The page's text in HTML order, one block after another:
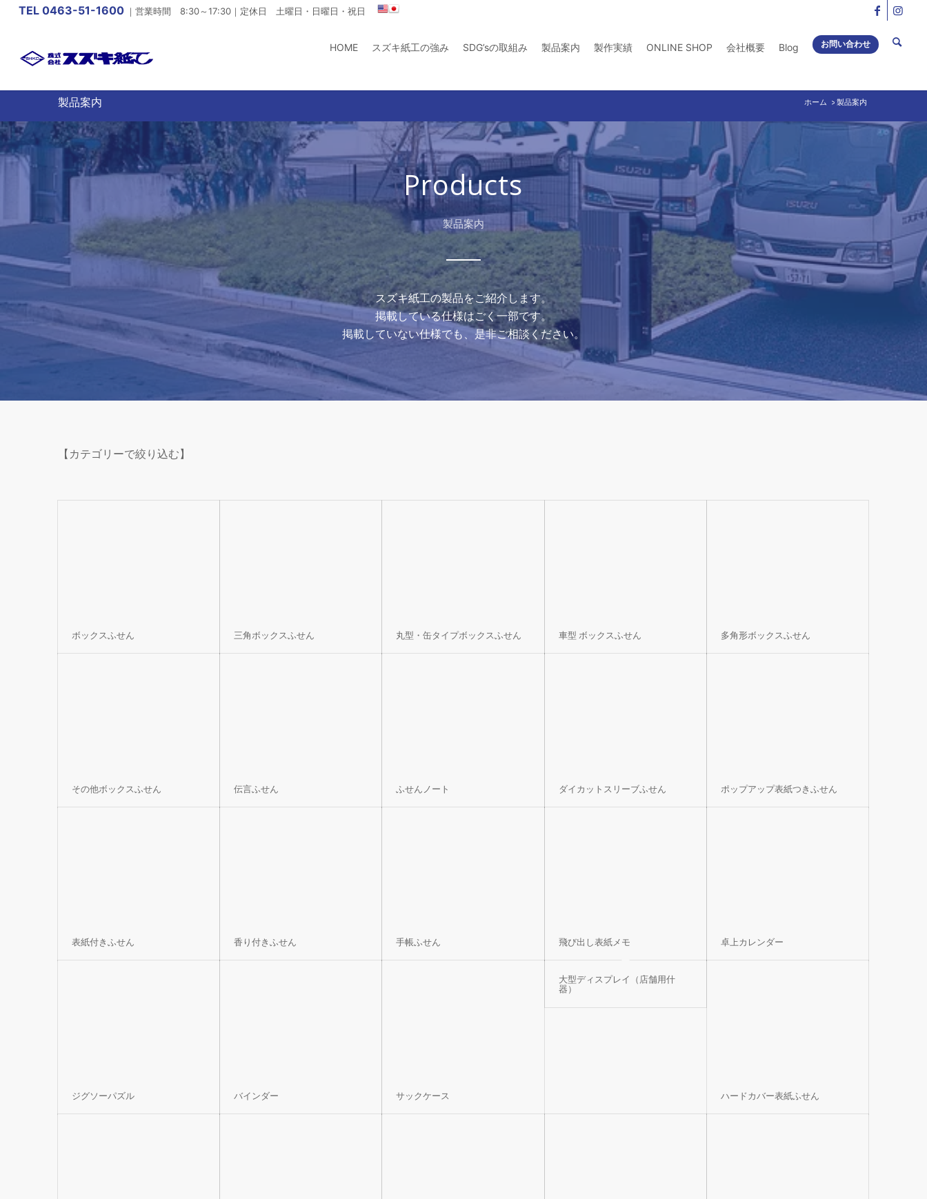
TEL 0463-51-1600 ｜営業時間 8:30～17:30｜定休日 土曜日・日曜日・祝日
HOME スズキ紙工の強み SDG’sの取組み 製品案内 製作実績 ONLINE SHOP 会社概要 Blog お問い合わせ
製品案内 ホーム /
製品案内
Products
製品案内
スズキ紙工の製品をご紹介します。
掲載している仕様はごく一部です。
掲載していない仕様でも、是非ご相談ください。
【カテゴリーで絞り込む】
ボックスふせん 三角ボックスふせん 丸型・缶タイプボックスふせん 車型 ボックスふせん 多角形ボックスふせん
その他ボックスふせん 伝言ふせん ふせんノート ダイカットスリーブふせん ポップアップ表紙つきふせん
表紙付きふせん 香り付きふせん 手帳ふせん 飛び出し表紙メモ 卓上カレンダー
ジグソーパズル バインダー サックケース
大型ディスプレイ（店舗用什
器）
ハードカバー表紙ふせん